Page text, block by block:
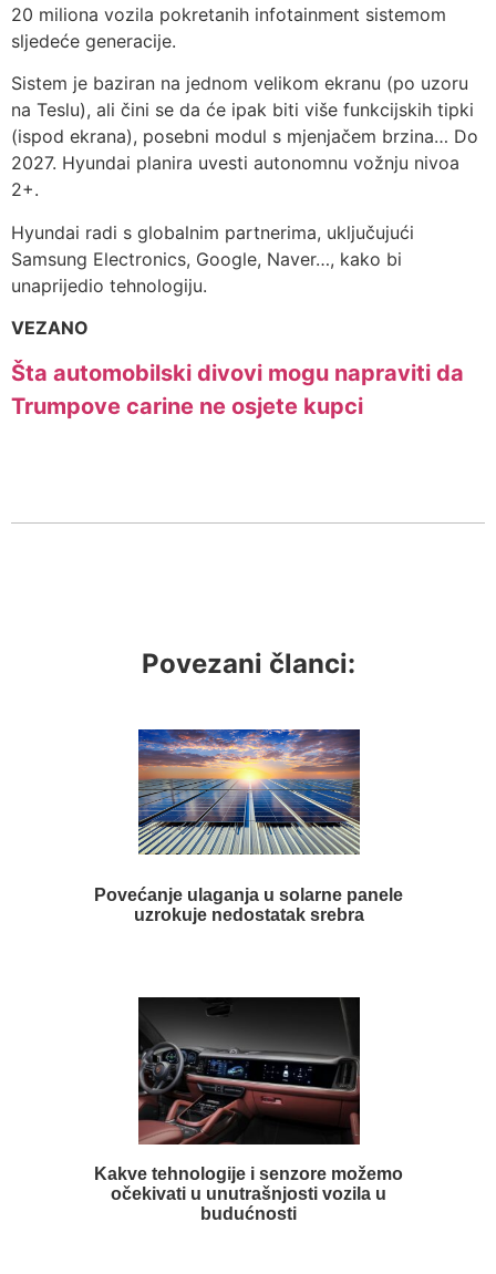
20 miliona vozila pokretanih infotainment sistemom
sljedeće generacije.
Sistem je baziran na jednom velikom ekranu (po uzoru
na Teslu), ali čini se da će ipak biti više funkcijskih tipki
(ispod ekrana), posebni modul s mjenjačem brzina… Do
2027. Hyundai planira uvesti autonomnu vožnju nivoa
2+.
Hyundai radi s globalnim partnerima, uključujući
Samsung Electronics, Google, Naver…, kako bi
unaprijedio tehnologiju.
VEZANO
Šta automobilski divovi mogu napraviti da
Trumpove carine ne osjete kupci
Povezani članci:
Povećanje ulaganja u solarne panele
uzrokuje nedostatak srebra
Kakve tehnologije i senzore možemo
očekivati u unutrašnjosti vozila u
budućnosti